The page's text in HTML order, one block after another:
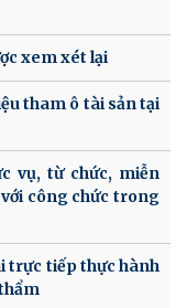
xem xét lại
tham ô tài sản tại
vụ, từ chức, miễn
công chức trong
trực tiếp thực hành